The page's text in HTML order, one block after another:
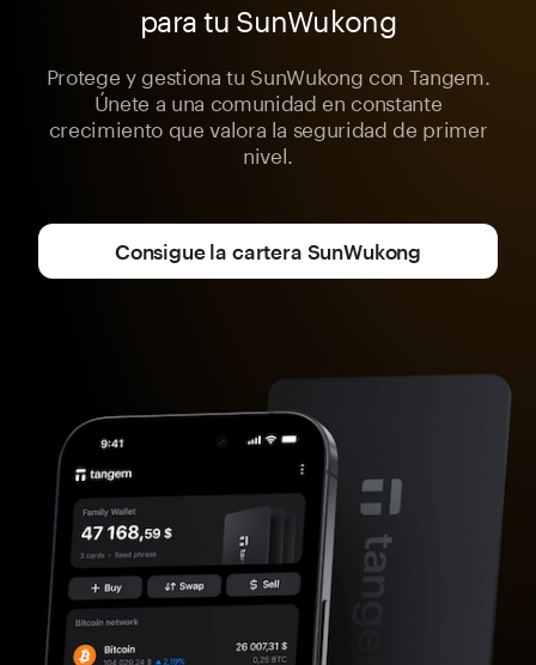
para tu SunWukong
Protege y gestiona tu SunWukong con Tangem.
Únete a una comunidad en constante
crecimiento que valora la seguridad de primer
nivel.
Consigue la cartera SunWukong